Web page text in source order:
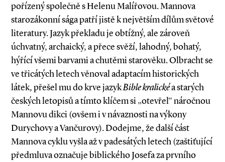
pořízený společně s Helenu Malířovou. Mannova
starozákonní sága patří jistě k největším dílům světové
literatury. Jazyk překladu je obtížný, ale zároveň
úchvatný, archaický, a přece svěží, lahodný, bohatý,
hýřící všemi barvami a chutěmi starověku. Olbracht se
ve třicátých letech věnoval adaptacím historických
látek, přešel mu do krve jazykBible kralickéa starých
českých letopisů a tímto klíčem si „otevřel“ náročnou
Mannovu dikci (ovšem i v návaznosti na výkony
Durychovy a Vančurovy). Dodejme, že další část
Mannova cyklu vyšla až v padesátých letech (zaštiťující
předmluva označuje biblického Josefa za prvního